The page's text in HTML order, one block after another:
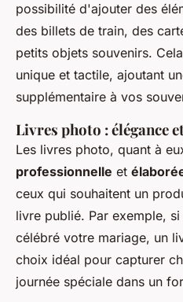
possibilité d'ajouter des
des billets de train, des
petits objets souvenirs.
unique et tactile, ajoutant
supplémentaire à vos
Livres photo : élégance
Les livres photo, quant à
professionnelle et
ceux qui souhaitent un
livre publié. Par exemple,
célébré votre mariage, un
choix idéal pour capturer
journée spéciale dans un